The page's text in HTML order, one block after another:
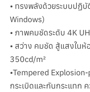
• ทรงพลังด้วยระบบปฏิ
Windows)
• ภาพคมชัดระดับ 4K
• สว่าง คมชัด สู้แสงใน
350cd/m²
•Tempered
กระเบิดและกันกระแทก